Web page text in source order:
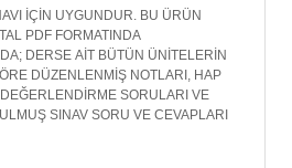
İÇİN UYGUNDUR. BU ÜRÜN
PDF FORMATINDA
DERSE AİT BÜTÜN ÜNİTELERİN
DÜZENLENMİŞ NOTLARI, HAP
SORULARI VE
SINAV SORU VE CEVAPLARI